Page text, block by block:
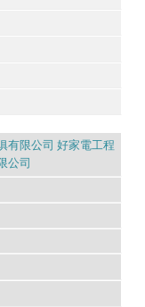
有限公司 好家電工程
公司